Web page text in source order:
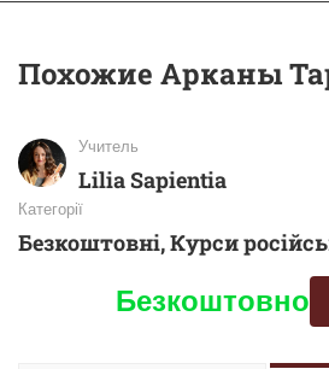
Похожие Арканы
Учитель
Lilia Sapientia
Категорії
Безкоштовні,Курси
Безкоштовно